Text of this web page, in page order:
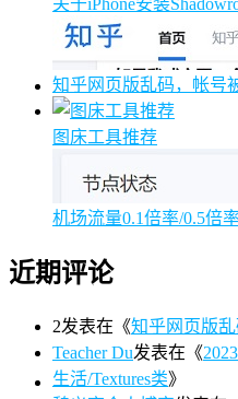
关于iPhone安装
知乎网页版乱码，帐号
图床工具推荐
机场流量0.1倍率/0.5倍
近期评论
2发表在《知乎网页版乱
Teacher Du发表在《
生活/Textures类》